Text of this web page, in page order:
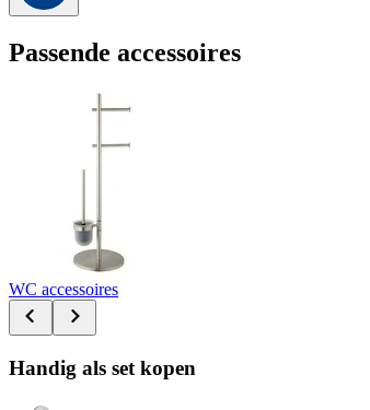
Passende accessoires
WC accessoires
Handig als set kopen